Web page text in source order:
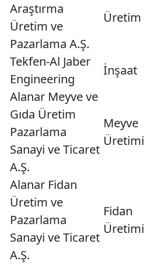
Araştırma
Üretim ve
Pazarlama A.Ş.
Üretim
Tekfen-Al Jaber
Engineering
İnşaat
Alanar Meyve ve
Gıda Üretim
Pazarlama
Sanayi ve Ticaret
A.Ş.
Meyve
Üretimi
Alanar Fidan
Üretim ve
Pazarlama
Sanayi ve Ticaret
A.Ş.
Fidan
Üretimi